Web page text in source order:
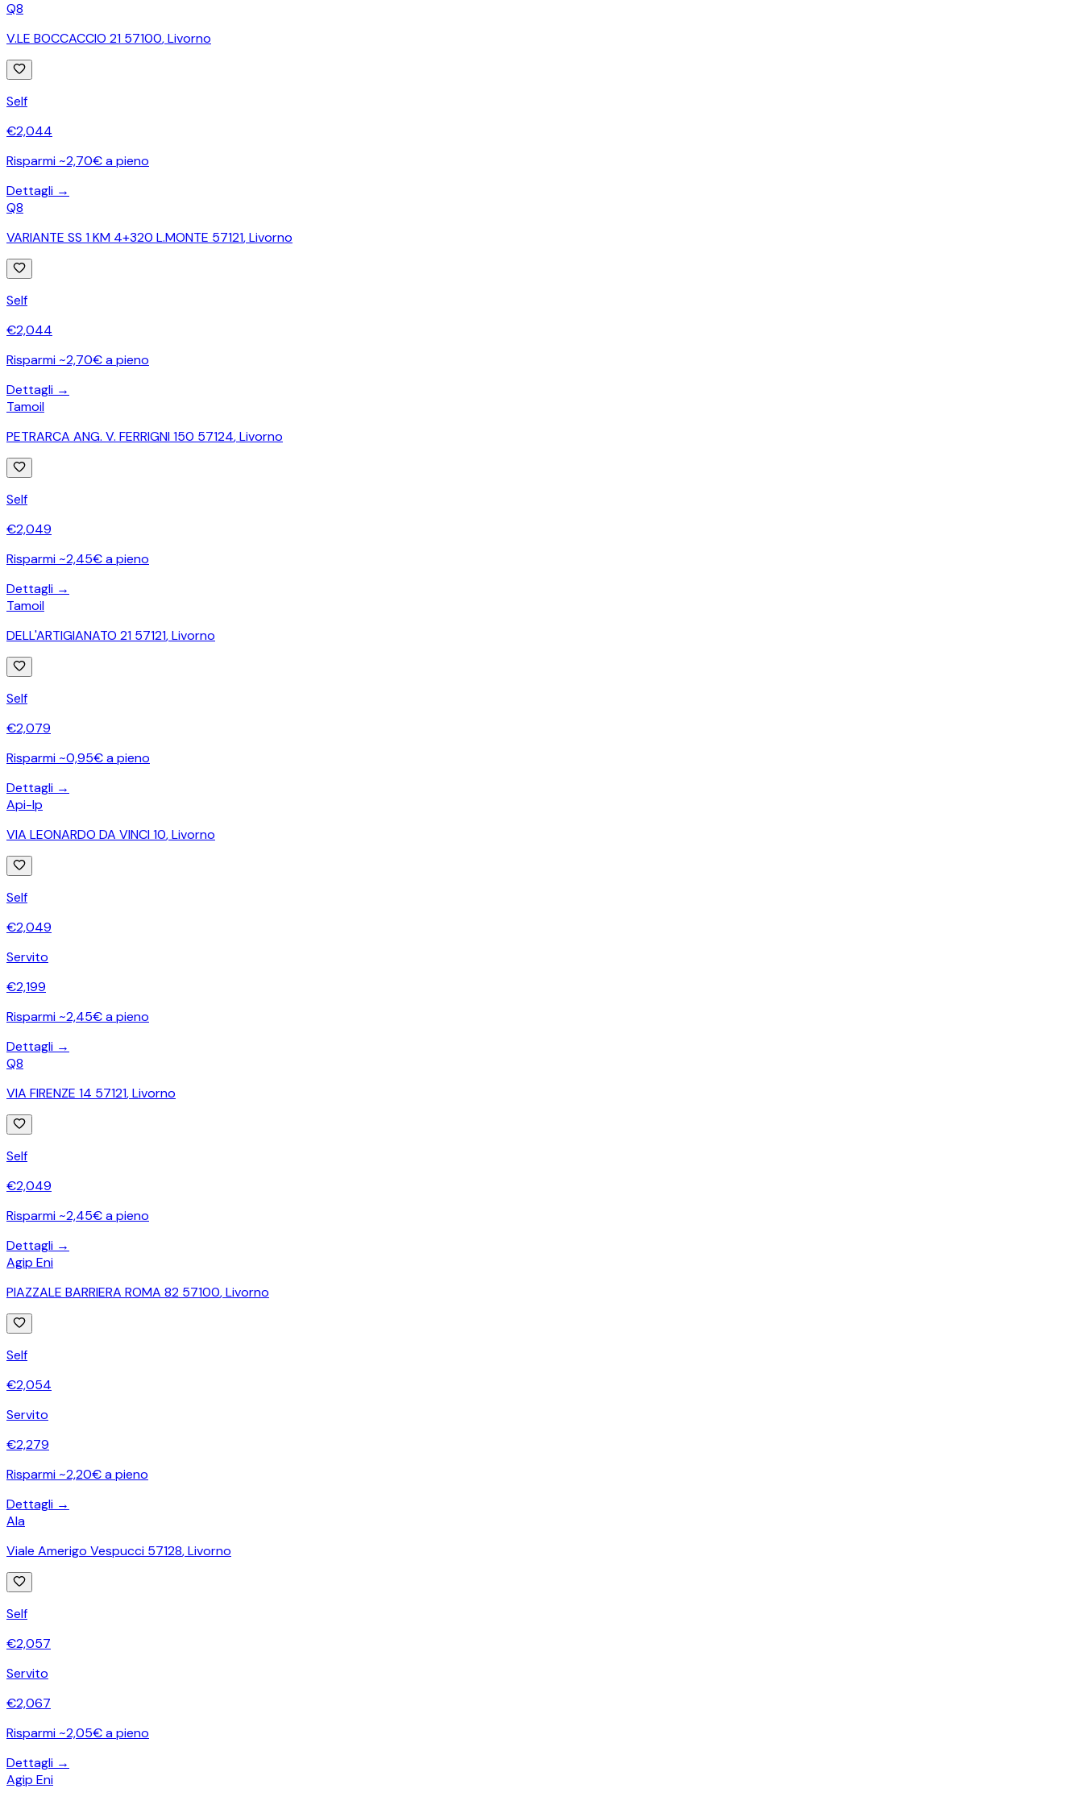
Q8
V.LE BOCCACCIO 21 57100,Livorno
Self
€2,044
Risparmi ~2,70€ a pieno
Dettagli →
Q8
VARIANTE SS 1 KM 4+320 L.MONTE 57121,Livorno
Self
€2,044
Risparmi ~2,70€ a pieno
Dettagli →
Tamoil
PETRARCA ANG. V. FERRIGNI 150 57124,Livorno
Self
€2,049
Risparmi ~2,45€ a pieno
Dettagli →
Tamoil
DELL'ARTIGIANATO 21 57121,Livorno
Self
€2,079
Risparmi ~0,95€ a pieno
Dettagli →
Api-Ip
VIA LEONARDO DA VINCI 10,Livorno
Self
€2,049
Servito
€2,199
Risparmi ~2,45€ a pieno
Dettagli →
Q8
VIA FIRENZE 14 57121,Livorno
Self
€2,049
Risparmi ~2,45€ a pieno
Dettagli →
Agip Eni
PIAZZALE BARRIERA ROMA 82 57100,Livorno
Self
€2,054
Servito
€2,279
Risparmi ~2,20€ a pieno
Dettagli →
Ala
Viale Amerigo Vespucci 57128,Livorno
Self
€2,057
Servito
€2,067
Risparmi ~2,05€ a pieno
Dettagli →
Agip Eni